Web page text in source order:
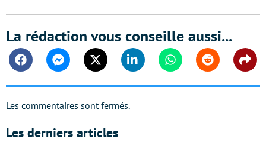
La rédaction vous conseille aussi...
FacebookMessengerTwitter Linkedin WhatsappReddit
Les commentaires sont fermés.
Les derniers articles